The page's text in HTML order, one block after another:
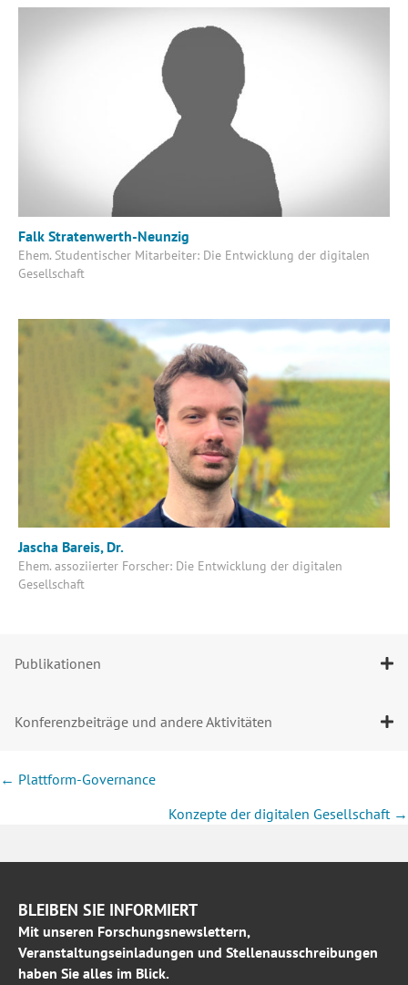
Falk Stratenwerth-Neunzig
Ehem. Studentischer Mitarbeiter: Die Entwicklung der digitalen
Gesellschaft
Jascha Bareis, Dr.
Ehem. assoziierter Forscher: Die Entwicklung der digitalen
Gesellschaft
Publikationen
Konferenzbeiträge und andere Aktivitäten
Posts
← Plattform-Governance
Konzepte der digitalen Gesellschaft →
BLEIBEN SIE INFORMIERT
Mit unseren Forschungsnewslettern,
Veranstaltungseinladungen und Stellenausschreibungen
haben Sie alles im Blick.